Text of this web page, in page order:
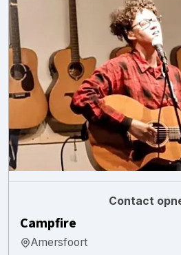
Contact
Campfire
Amersfoort